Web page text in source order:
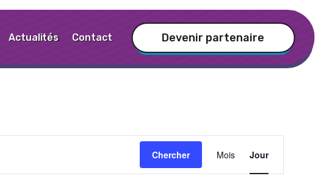
Actualités Contact Devenir partenaire
Chercher
de
vues
Mois Jour